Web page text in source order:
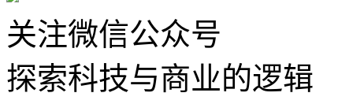
关注微信公众号
探索科技与商业的逻辑